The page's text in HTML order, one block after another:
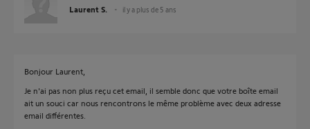
Laurent S. il y a plus de 5 ans
Bonjour Laurent,
Je n'ai pas non plus reçu cet email, il semble donc que votre boîte email
ait un souci car nous rencontrons le même problème avec deux adresse
email différentes.